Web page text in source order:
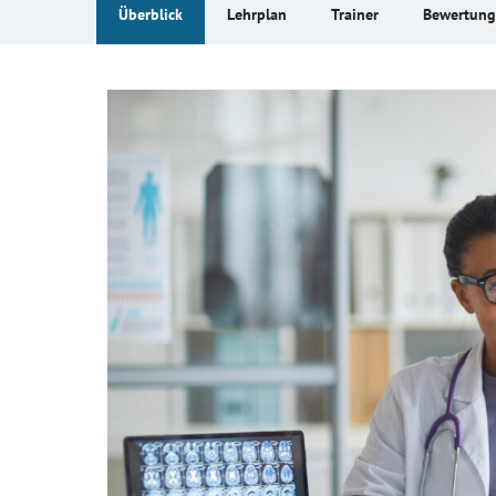
Überblick Lehrplan Trainer